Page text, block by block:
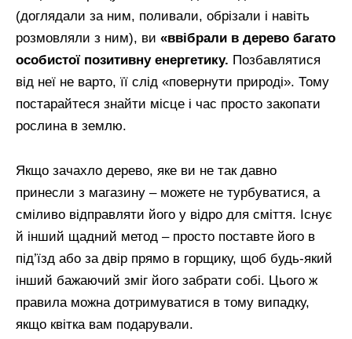
(доглядали за ним, поливали, обрізали і навіть
розмовляли з ним), ви «ввібрали в дерево багато
особистої позитивну енергетику. Позбавлятися
від неї не варто, її слід «повернути природі». Тому
постарайтеся знайти місце і час просто закопати
рослина в землю.
Якщо зачахло дерево, яке ви не так давно
принесли з магазину – можете не турбуватися, а
сміливо відправляти його у відро для сміття. Існує
й інший щадний метод – просто поставте його в
під’їзд або за двір прямо в горщику, щоб будь-який
інший бажаючий зміг його забрати собі. Цього ж
правила можна дотримуватися в тому випадку,
якщо квітка вам подарували.